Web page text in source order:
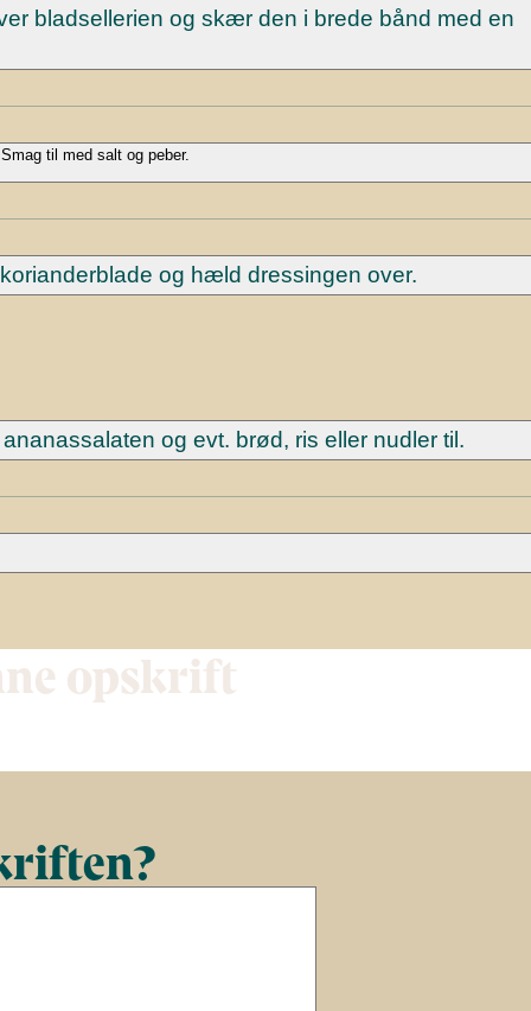
bladsellerien og skær den i brede bånd med en
til med salt og peber.
og hæld dressingen over.
og evt. brød, ris eller nudler til.
opskrift